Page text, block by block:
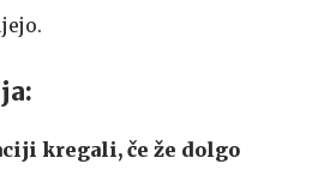
kregali, če že dolgo